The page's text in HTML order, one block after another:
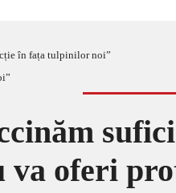
în fața tulpinilor noi”
va oferi